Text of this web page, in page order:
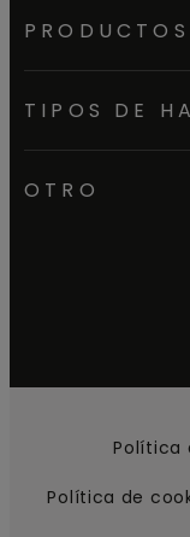
PRODUCTOS
TIPOS DE
OTRO
Política
Política de